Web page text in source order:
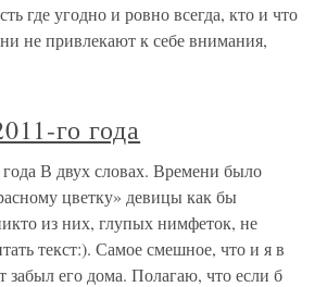
где угодно и ровно всегда, кто и что
не привлекают к себе внимания,
го года
года В двух словах. Времени было
цветку» девицы как бы
из них, глупых нимфеток, не
текст:). Самое смешное, что и я в
забыл его дома. Полагаю, что если б